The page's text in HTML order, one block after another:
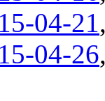
04-21
04-26